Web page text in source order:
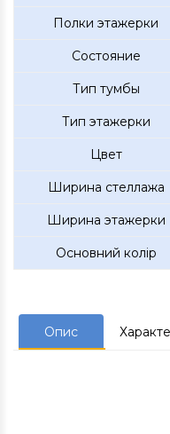
Полки этажерки
Состояние
Тип тумбы
Тип этажерки
Цвет
Ширина стеллажа
Ширина этажерки
Основний колір
Опис